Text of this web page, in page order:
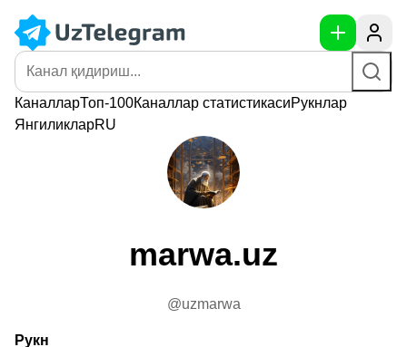
КаналларТоп-100Каналлар статистикасиРукнлар
ЯнгиликларRU
marwa.uz
@uzmarwa
Рукн